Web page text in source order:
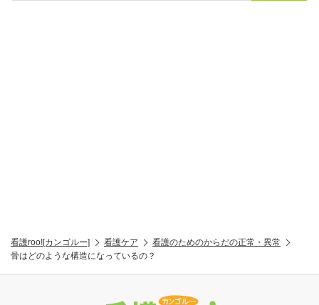
看護roo![カンゴルー] 看護ケア
看護のためのからだの正常・異常
骨はどのような構造になっているの？